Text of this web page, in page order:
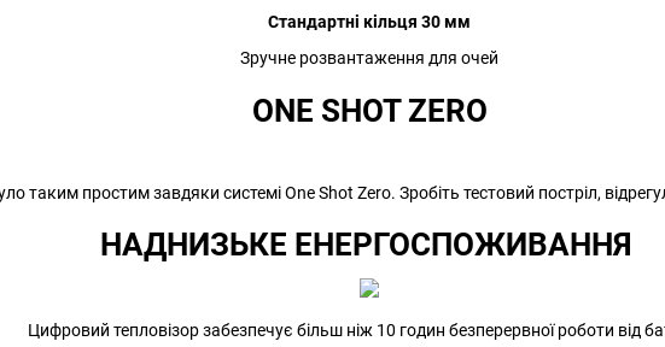
Стандартні кільця 30 мм
Зручне розвантаження для очей
ONE SHOT ZERO
таким простим завдяки системі One Shot Zero. Зробіть тестовий постріл,
НАДНИЗЬКЕ ЕНЕРГОСПОЖИВАННЯ
Цифровий тепловізор забезпечує більш ніж 10 годин безперервної роботи від